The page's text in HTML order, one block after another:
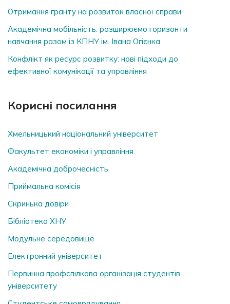
Отримання гранту на розвиток власної справи
Академічна мобільність: розширюємо горизонти
навчання разом із КПНУ ім. Івана Огієнка
Конфлікт як ресурс розвитку: нові підходи до
ефективної комунікації та управління
Корисні посилання
Хмельницький національний університет
Факультет економіки і управління
Академічна доброчесність
Приймальна комісія
Скринька довiри
Бібліотека ХНУ
Модульне середовище
Електронний університет
Первинна профспілкова організація студентів
університету